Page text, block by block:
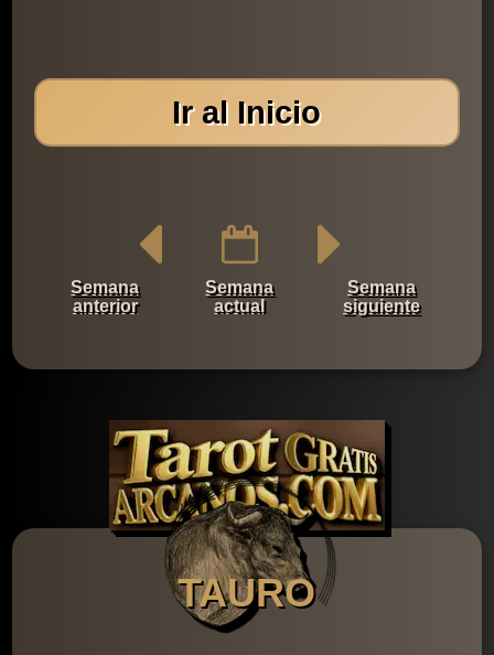
Ir al Inicio
Semana
anterior
Semana
actual
Semana
siguiente
TAURO